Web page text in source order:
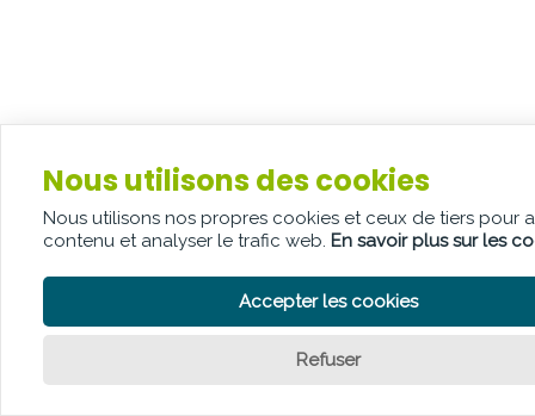
Nous utilisons des cookies
Nous utilisons nos propres cookies et ceux de tiers pour
contenu et analyser le trafic web. En savoir plus sur les
Accepter les cookies
Refuser